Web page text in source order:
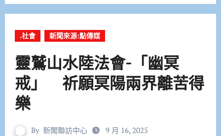
.社會 新聞來源:點傳媒
靈鷲山水陸法會-「幽冥
戒」 祈願冥陽兩界離苦得
樂
By 新聞聯訪中心 9 月 16, 2025